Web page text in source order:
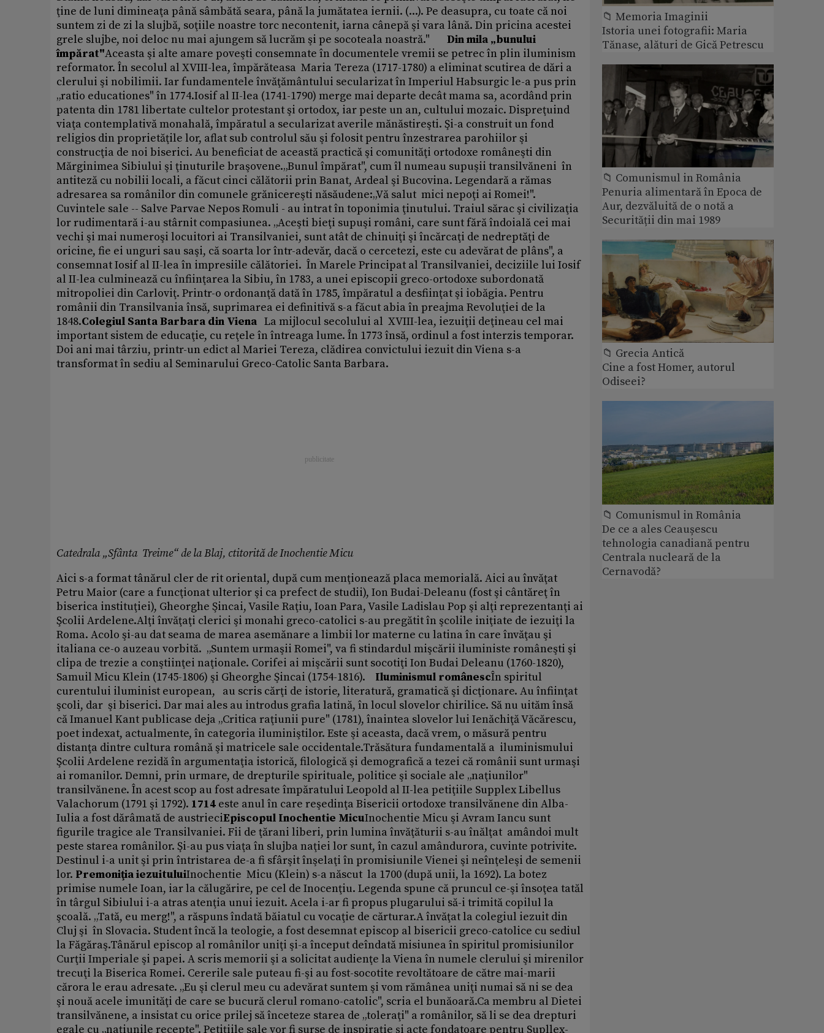
ţine de luni dimineaţa până sâmbătă seara, până la jumătatea iernii. (...). Pe deasupra, cu toate că noi
suntem zi de zi la slujbă, soţiile noastre torc necontenit, iarna cânepă şi vara lână. Din pricina acestei
grele slujbe, noi deloc nu mai ajungem să lucrăm şi pe socoteala noastră." Din mila „bunului
împărat"Aceasta şi alte amare poveşti consemnate în documentele vremii se petrec în plin iluminism
reformator. În secolul al XVIII-lea, împărăteasa Maria Tereza (1717-1780) a eliminat scutirea de dări a
clerului şi nobilimii. Iar fundamentele învăţământului secularizat în Imperiul Habsurgic le-a pus prin
„ratio educationes" în 1774.Iosif al II-lea (1741-1790) merge mai departe decât mama sa, acordând prin
patenta din 1781 libertate cultelor protestant şi ortodox, iar peste un an, cultului mozaic. Dispreţuind
viaţa contemplativă monahală, împăratul a secularizat averile mănăstireşti. Şi-a construit un fond
religios din proprietăţile lor, aflat sub controlul său şi folosit pentru înzestrarea parohiilor şi
construcţia de noi biserici. Au beneficiat de această practică şi comunităţi ortodoxe româneşti din
Mărginimea Sibiului şi ţinuturile braşovene.„Bunul împărat", cum îl numeau supuşii transilvăneni în
antiteză cu nobilii locali, a făcut cinci călătorii prin Banat, Ardeal şi Bucovina. Legendară a rămas
adresarea sa românilor din comunele grănicereşti năsăudene:„Vă salut mici nepoţi ai Romei!".
Cuvintele sale -- Salve Parvae Nepos Romuli - au intrat în toponimia ţinutului. Traiul sărac şi civilizaţia
lor rudimentară i-au stârnit compasiunea. „Aceşti bieţi supuşi români, care sunt fără îndoială cei mai
vechi şi mai numeroşi locuitori ai Transilvaniei, sunt atât de chinuiţi şi încărcaţi de nedreptăţi de
oricine, fie ei unguri sau saşi, că soarta lor într-adevăr, dacă o cercetezi, este cu adevărat de plâns", a
consemnat Iosif al II-lea în impresiile călătoriei. În Marele Principat al Transilvaniei, deciziile lui Iosif
al II-lea culminează cu înfiinţarea la Sibiu, în 1783, a unei episcopii greco-ortodoxe subordonată
mitropoliei din Carloviţ. Printr-o ordonanţă dată în 1785, împăratul a desfiinţat şi iobăgia. Pentru
românii din Transilvania însă, suprimarea ei definitivă s-a făcut abia în preajma Revoluţiei de la
1848.Colegiul Santa Barbara din Viena La mijlocul secolului al XVIII-lea, iezuiţii deţineau cel mai
important sistem de educaţie, cu reţele în întreaga lume. În 1773 însă, ordinul a fost interzis temporar.
Doi ani mai târziu, printr-un edict al Mariei Tereza, clădirea convictului iezuit din Viena s-a
transformat în sediu al Seminarului Greco-Catolic Santa Barbara.
Catedrala „Sfânta Treime“ de la Blaj, ctitorită de Inochentie Micu
Aici s-a format tânărul cler de rit oriental, după cum menţionează placa memorială. Aici au învăţat
Petru Maior (care a funcţionat ulterior şi ca prefect de studii), Ion Budai-Deleanu (fost şi cântăreţ în
biserica instituţiei), Gheorghe Şincai, Vasile Raţiu, Ioan Para, Vasile Ladislau Pop şi alţi reprezentanţi ai
Şcolii Ardelene.Alţi învăţaţi clerici şi monahi greco-catolici s-au pregătit în şcolile iniţiate de iezuiţi la
Roma. Acolo şi-au dat seama de marea asemănare a limbii lor materne cu latina în care învăţau şi
italiana ce-o auzeau vorbită. „Suntem urmaşii Romei", va fi stindardul mişcării iluministe româneşti şi
clipa de trezie a conştiinţei naţionale. Corifei ai mişcării sunt socotiţi Ion Budai Deleanu (1760-1820),
Samuil Micu Klein (1745-1806) şi Gheorghe Şincai (1754-1816). Iluminismul românescÎn spiritul
curentului iluminist european, au scris cărţi de istorie, literatură, gramatică şi dicţionare. Au înfiinţat
şcoli, dar şi biserici. Dar mai ales au introdus grafia latină, în locul slovelor chirilice. Să nu uităm însă
că Imanuel Kant publicase deja „Critica raţiunii pure" (1781), înaintea slovelor lui Ienăchiţă Văcărescu,
poet indexat, actualmente, în categoria iluminiştilor. Este şi aceasta, dacă vrem, o măsură pentru
distanţa dintre cultura română şi matricele sale occidentale.Trăsătura fundamentală a iluminismului
Şcolii Ardelene rezidă în argumentaţia istorică, filologică şi demografică a tezei că românii sunt urmaşi
ai romanilor. Demni, prin urmare, de drepturile spirituale, politice şi sociale ale „naţiunilor"
transilvănene. În acest scop au fost adresate împăratului Leopold al II-lea petiţiile Supplex Libellus
Valachorum (1791 şi 1792). 1714 este anul în care reşedinţa Bisericii ortodoxe transilvănene din Alba-
Iulia a fost dărâmată de austrieciEpiscopul Inochentie MicuInochentie Micu şi Avram Iancu sunt
figurile tragice ale Transilvaniei. Fii de ţărani liberi, prin lumina învăţăturii s-au înălţat amândoi mult
peste starea românilor. Şi-au pus viaţa în slujba naţiei lor sunt, în cazul amândurora, cuvinte potrivite.
Destinul i-a unit şi prin întristarea de-a fi sfârşit înşelaţi în promisiunile Vienei şi neînţeleşi de semenii
lor. Premoniţia iezuituluiInochentie Micu (Klein) s-a născut la 1700 (după unii, la 1692). La botez
primise numele Ioan, iar la călugărire, pe cel de Inocenţiu. Legenda spune că pruncul ce-şi însoţea tatăl
în târgul Sibiului i-a atras atenţia unui iezuit. Acela i-ar fi propus plugarului să-i trimită copilul la
şcoală. „Tată, eu merg!", a răspuns îndată băiatul cu vocaţie de cărturar.A învăţat la colegiul iezuit din
Cluj şi în Slovacia. Student încă la teologie, a fost desemnat episcop al bisericii greco-catolice cu sediul
la Făgăraş.Tânărul episcop al românilor uniţi şi-a început deîndată misiunea în spiritul promisiunilor
Curţii Imperiale şi papei. A scris memorii şi a solicitat audienţe la Viena în numele clerului şi mirenilor
trecuţi la Biserica Romei. Cererile sale puteau fi-şi au fost-socotite revoltătoare de către mai-marii
cărora le erau adresate. „Eu şi clerul meu cu adevărat suntem şi vom rămânea uniţi numai să ni se dea
şi nouă acele imunităţi de care se bucură clerul romano-catolic", scria el bunăoară.Ca membru al Dietei
transilvănene, a insistat cu orice prilej să înceteze starea de „toleraţi" a românilor, să li se dea drepturi
egale cu „naţiunile recepte". Petiţiile sale vor fi surse de inspiraţie şi acte fondatoare pentru Supllex-
📁 Memoria Imaginii
Istoria unei fotografii: Maria
Tănase, alături de Gică Petrescu
📁 Comunismul in România
Penuria alimentară în Epoca de
Aur, dezvăluită de o notă a
Securității din mai 1989
📁 Grecia Antică
Cine a fost Homer, autorul
Odiseei?
📁 Comunismul in România
De ce a ales Ceaușescu
tehnologia canadiană pentru
Centrala nucleară de la
Cernavodă?